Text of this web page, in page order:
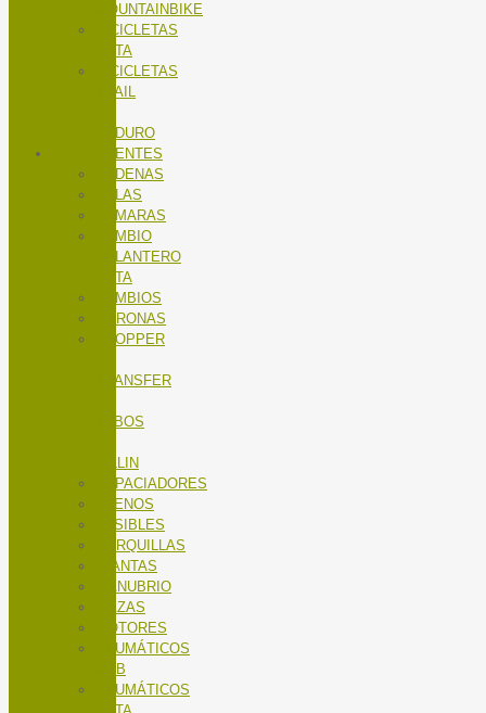
MOUNTAINBIKE
BICICLETAS
RUTA
BICICLETAS
TRAIL
ENDURO
COMPONENTES
CADENAS
CALAS
CÁMARAS
CAMBIO
DELANTERO
RUTA
CAMBIOS
CORONAS
DROPPER
TRANSFER
TUBOS
SILLIN
ESPACIADORES
FRENOS
FUSIBLES
HORQUILLAS
LLANTAS
MANUBRIO
MAZAS
MOTORES
NEUMÁTICOS
MTB
NEUMÁTICOS